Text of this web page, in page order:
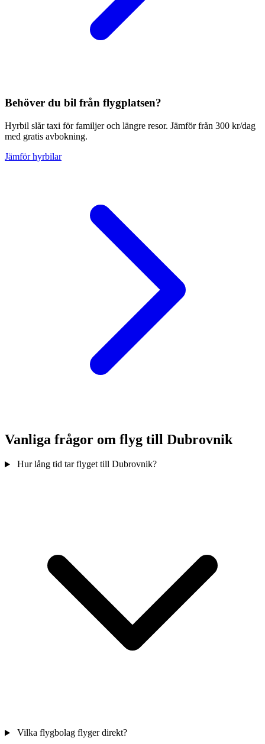
Behöver du bil från flygplatsen?
Hyrbil slår taxi för familjer och längre resor. Jämför från 300 kr/dag
med gratis avbokning.
Jämför hyrbilar
Vanliga frågor om flyg till Dubrovnik
Hur lång tid tar flyget till Dubrovnik?
Vilka flygbolag flyger direkt?